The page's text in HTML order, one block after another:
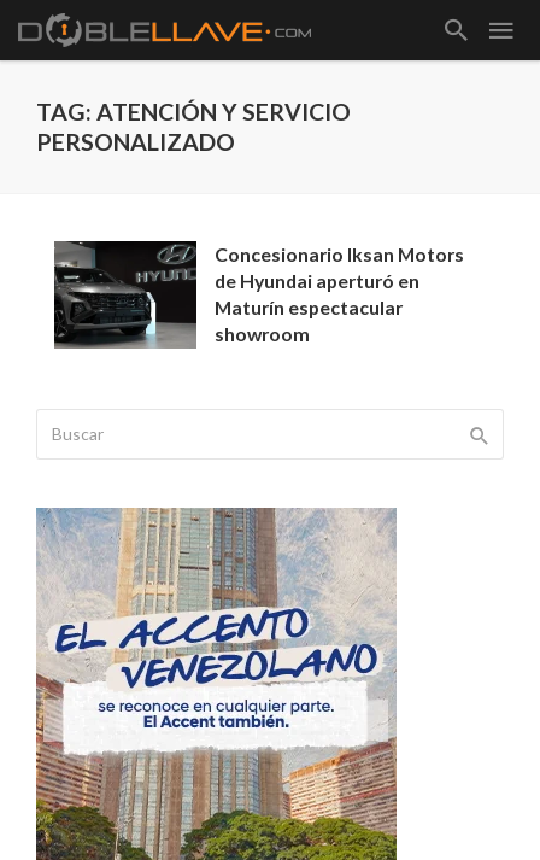
TAG: ATENCIÓN Y SERVICIO
PERSONALIZADO
Concesionario Iksan Motors
de Hyundai aperturó en
Maturín espectacular
showroom